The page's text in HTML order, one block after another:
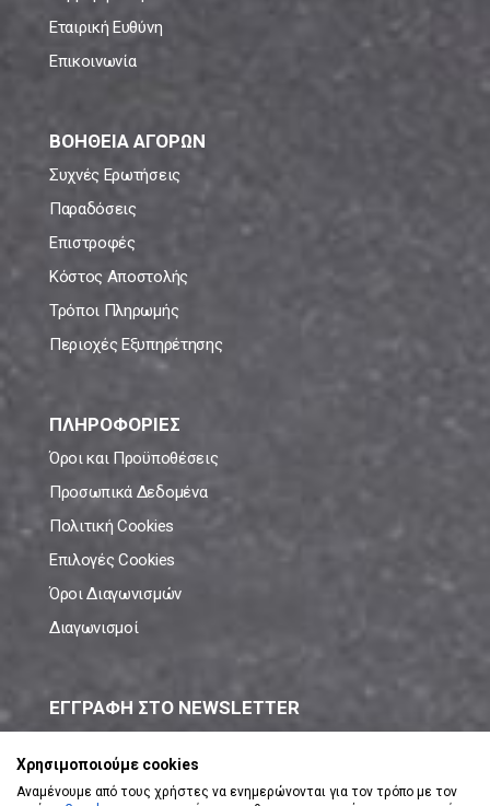
Εταιρική Ευθύνη
Επικοινωνία
ΒΟΗΘΕΙΑ ΑΓΟΡΩΝ
Συχνές Ερωτήσεις
Παραδόσεις
Επιστροφές
Κόστος Αποστολής
Τρόποι Πληρωμής
Περιοχές Εξυπηρέτησης
ΠΛΗΡΟΦΟΡΙΕΣ
Όροι και Προϋποθέσεις
Προσωπικά Δεδομένα
Πολιτική Cookies
Επιλογές Cookies
Όροι Διαγωνισμών
Διαγωνισμοί
ΕΓΓΡΑΦΗ ΣΤΟ NEWSLETTER
Χρησιμοποιούμε cookies
Αναμένουμε από τους χρήστες να ενημερώνονται για τον τρόπο με τον